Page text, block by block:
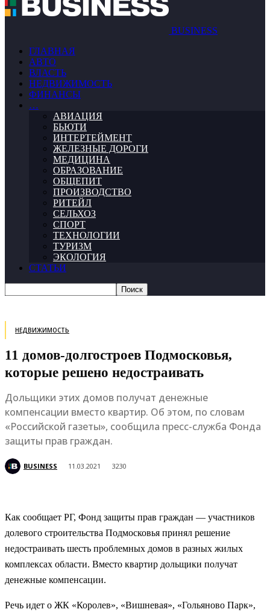
BUSINESS
ГЛАВНАЯ
АВТО
ВЛАСТЬ
НЕДВИЖИМОСТЬ
ФИНАНСЫ
…
АВИАЦИЯ
БЬЮТИ
ИНТЕРТЕЙМЕНТ
ЖЕЛЕЗНЫЕ ДОРОГИ
МЕДИЦИНА
ОБРАЗОВАНИЕ
ОБЩЕПИТ
ПРОИЗВОДСТВО
РИТЕЙЛ
СЕЛЬХОЗ
СПОРТ
ТЕХНОЛОГИИ
ТУРИЗМ
ЭКОЛОГИЯ
СТАТЬИ
НЕДВИЖИМОСТЬ
11 домов-долгостроев Подмосковья,
которые решено недостраивать
Дольщики этих домов получат денежные
компенсации вместо квартир. Об этом, по словам
«Российской газеты», сообщила пресс-служба Фонда
защиты прав граждан.
BUSINESS 11.03.2021 3230
Как сообщает РГ, Фонд защиты прав граждан — участников
долевого строительства Подмосковья принял решение
недостраивать шесть проблемных домов в разных жилых
комплексах области. Вместо квартир дольщики получат
денежные компенсации.
Речь идет о ЖК «Королев», «Вишневая», «Гольяново Парк»,